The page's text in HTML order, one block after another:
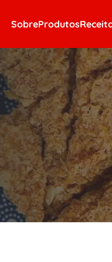
SobreProdutos